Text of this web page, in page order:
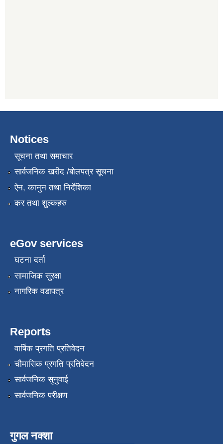
Notices
सूचना तथा समाचार
सार्वजनिक खरीद /बोलपत्र सूचना
ऐन, कानुन तथा निर्देशिका
कर तथा शुल्कहरु
eGov services
घटना दर्ता
सामाजिक सुरक्षा
नागरिक वडापत्र
Reports
वार्षिक प्रगति प्रतिवेदन
चौमासिक प्रगति प्रतिवेदन
सार्वजनिक सुनुवाई
सार्वजनिक परीक्षण
गुगल नक्शा